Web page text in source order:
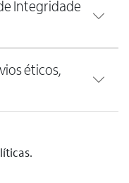
Integridade
éticos,